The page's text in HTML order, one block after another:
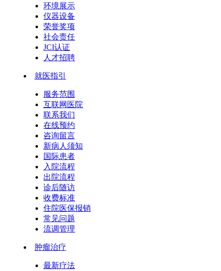
环境展示
仪器设备
荣誉奖项
社会责任
JCI认证
人才招聘
就医指引
服务范围
互联网医院
联系我们
在线预约
咨询留言
新病人须知
国际患者
入院流程
出院流程
诊后随访
收费标准
住院医保报销
常见问题
流调管理
肿瘤治疗
最新疗法